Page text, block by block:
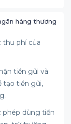
hàng thương
thu phí của
tiền gửi và
tạo tiền gửi,
phép dùng tiền